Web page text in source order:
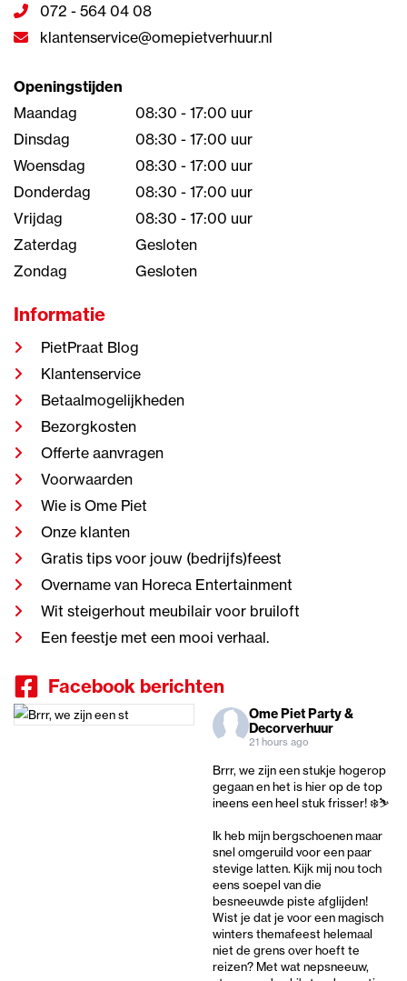
072 - 564 04 08
klantenservice@omepietverhuur.nl
Openingstijden
Maandag
08:30 - 17:00 uur
Dinsdag
08:30 - 17:00 uur
Woensdag
08:30 - 17:00 uur
Donderdag
08:30 - 17:00 uur
Vrijdag
08:30 - 17:00 uur
Zaterdag
Gesloten
Zondag
Gesloten
Informatie
PietPraat Blog
Klantenservice
Betaalmogelijkheden
Bezorgkosten
Offerte aanvragen
Voorwaarden
Wie is Ome Piet
Onze klanten
Gratis tips voor jouw (bedrijfs)feest
Overname van Horeca Entertainment
Wit steigerhout meubilair voor bruiloft
Een feestje met een mooi verhaal.
Facebook berichten
Ome Piet Party &
Decorverhuur
21 hours ago
Brrr, we zijn een stukje hogerop
gegaan en het is hier op de top
ineens een heel stuk frisser! ❄️⛷️
Ik heb mijn bergschoenen maar
snel omgeruild voor een paar
stevige latten. Kijk mij nou toch
eens soepel van die
besneeuwde piste afglijden!
Wist je dat je voor een magisch
winters themafeest helemaal
niet de grens over hoeft te
reizen? Met wat nepsneeuw,